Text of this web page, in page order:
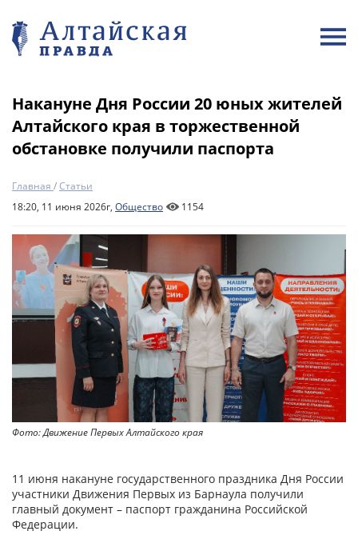
Накануне Дня России 20 юных жителей
Алтайского края в торжественной
обстановке получили паспорта
Главная /Статьи
18:20, 11 июня 2026г, Общество 1154
Фото: Движение Первых Алтайского края
11 июня накануне государственного праздника Дня России
участники Движения Первых из Барнаула получили
главный документ – паспорт гражданина Российской
Федерации.